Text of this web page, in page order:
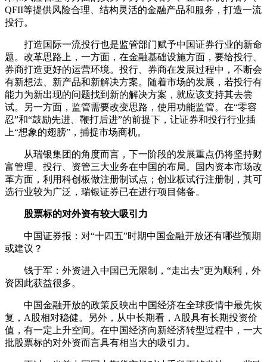
QFII等提供风险合理、结构灵活的金融产品和服务，打造一流
投行。
打造国际一流投行也是监管部门赋予中国证券行业的新命
题。改革思路上，一方面，在金融基础设施方面，要给投行、
券商打造更好的运营环境。投行、券商在发展过程中，不断会
有新想法、新产品和新解决方案。随着市场的发展，若投行有
能力为新出现的问题找到新的解决方案，就应该支持其去尝
试。另一方面，监管需要改变思路，使用功能监管。在“零容
忍”和“鼓励先进、鞭打后进”的前提下，让证券和投行行业插
上“想象的翅膀”，捕捉市场商机。
从瑞银集团的角度而言，下一阶段的发展重点仍将坚持财
富管理、投行、资管三大业务在中国的布局。国内资本市场改
革方面，利用科创板做注册制试点；创业板试行注册制，其可
选行业较为广泛，瑞银证券已在进行项目储备。
股票标的对外资有较大吸引力
中国证券报：对“十四五”时期中国金融开放还有哪些预期
或建议？
钱于军：外资进入中国已无限制，“走出去”更为顺利，外
资因此获益很多。
中国金融开放的政策反映出中国经济在全球疫情中最先恢
复，A股相对稳健。另外，从中长期看，A股具有长期投资价
值，有一定上升空间。在中国经济向新经济转型过程中，一大
批股票标的对外资而言具有相当大的吸引力。